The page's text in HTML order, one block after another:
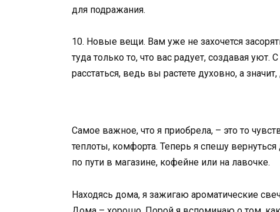
для подражания.
10. Новые вещи. Вам уже не захочется
туда только то, что вас радует, создавая
расстаться, ведь вы растете духовно, а
Самое важное, что я приобрела, – это то
теплоты, комфорта. Теперь я спешу
по пути в магазине, кофейне или на лавочке.
Находясь дома, я зажигаю ароматические